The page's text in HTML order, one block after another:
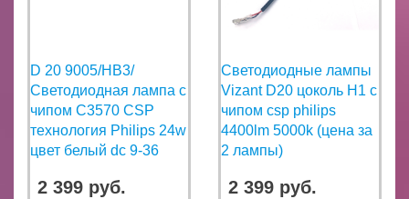
D 20 9005/HB3/
Светодиодная лампа с
чипом C3570 CSP
технология Philips 24w
цвет белый dc 9-36
2 399 руб.
Светодиодные лампы
Vizant D20 цоколь H1 с
чипом csp philips
4400lm 5000k (цена за
2 лампы)
2 399 руб.